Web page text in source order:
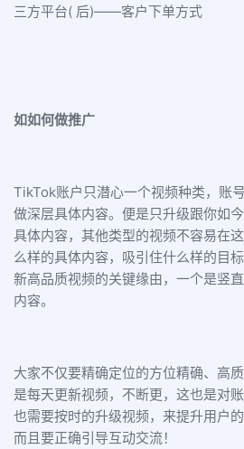
三方平台( 后)——客户下单方式
如如何做推广
TikTok账户只潜心一个视频种类，账
做深层具体内容。便是只升级跟你如
具体内容，其他类型的视频不容易在
么样的具体内容，吸引住什么样的目
新高品质视频的关键缘由，一个是竖
内容。
大家不仅要精确定位的方位精确、高
是每天更新视频，不断更，这也是对
也需要按时的升级视频，来提升用户
而且要正确引导互动交流！